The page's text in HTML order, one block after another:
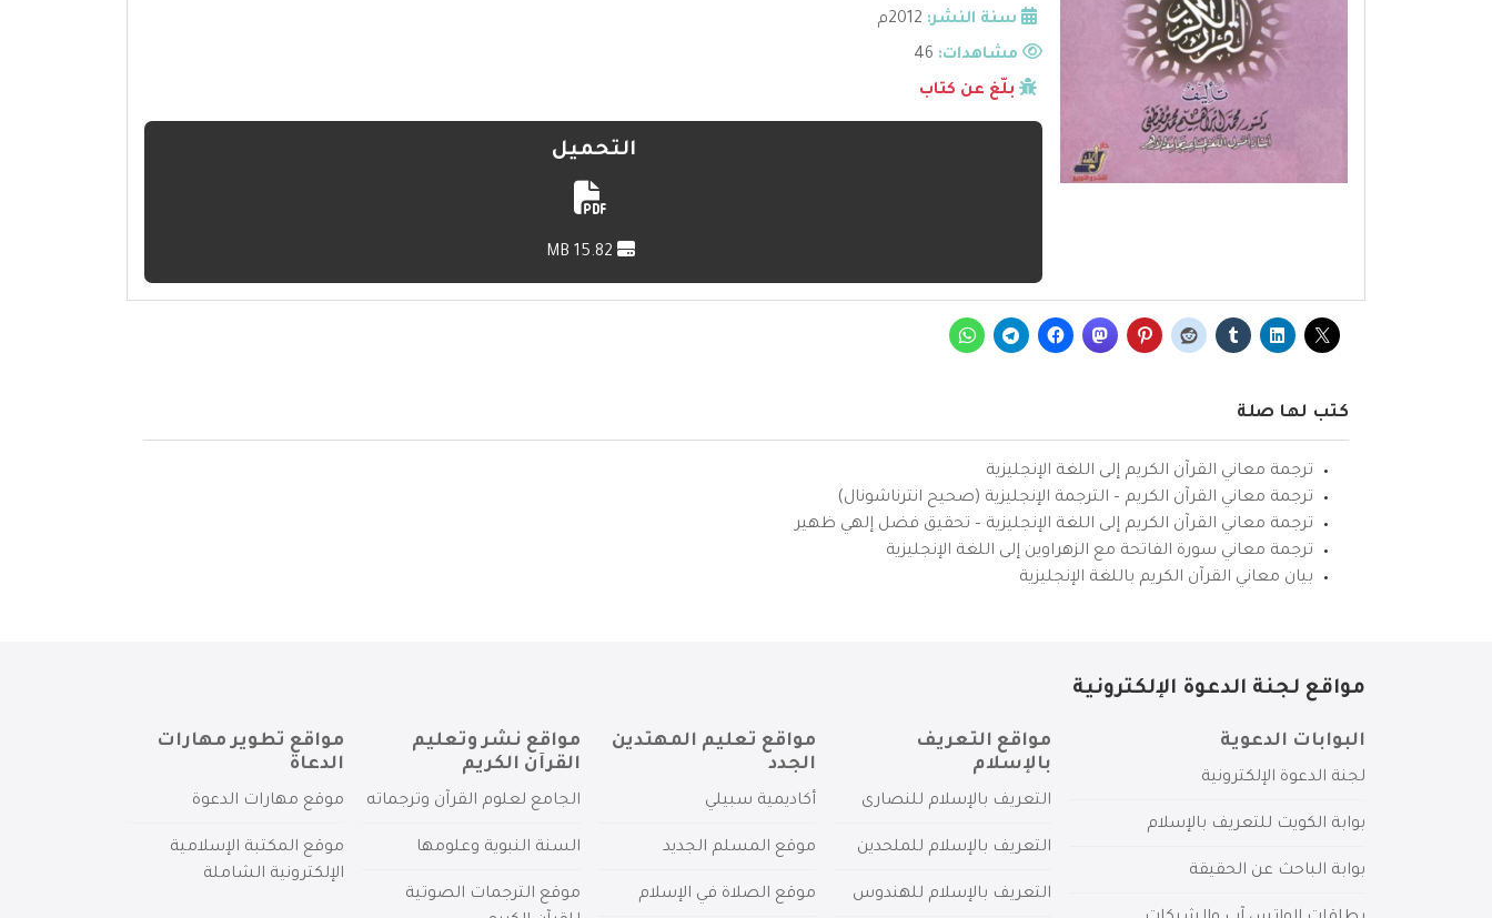
سنة النشر: 2012م
مشاهدات:
بلّغ عن كتاب
التحميل
كتب لها صلة
ترجمة معاني القرآن الكريم إلى اللغة الإنجليزية
ترجمة معاني القرآن الكريم – الترجمة الإنجليزية (صحيح انترناشونال)
ترجمة معاني القرآن الكريم إلى اللغة الإنجليزية – تحقيق فضل إلهي ظهير
ترجمة معاني سورة الفاتحة مع الزهراوين إلى اللغة الإنجليزية
بيان معاني القرآن الكريم باللغة الإنجليزية
مواقع لجنة الدعوة الإلكترونية
البوابات الدعوية
لجنة الدعوة الإلكترونية
بوابة الكويت للتعريف بالإسلام
بوابة الباحث عن الحقيقة
مواقع التعريف
بالإسلام
التعريف بالإسلام للنصارى
التعريف بالإسلام للملحدين
التعريف بالإسلام للهندوس
مواقع تعليم المهتدين
الجدد
أكاديمية سبيلي
موقع المسلم الجديد
موقع الصلاة في الإسلام
مواقع نشر وتعليم
القرآن الكريم
الجامع لعلوم القرآن وترجماته
السنة النبوية وعلومها
موقع الترجمات الصوتية
مواقع تطوير مهارات
الدعاة
موقع مهارات الدعوة
موقع المكتبة الإسلامية
الإلكترونية الشاملة